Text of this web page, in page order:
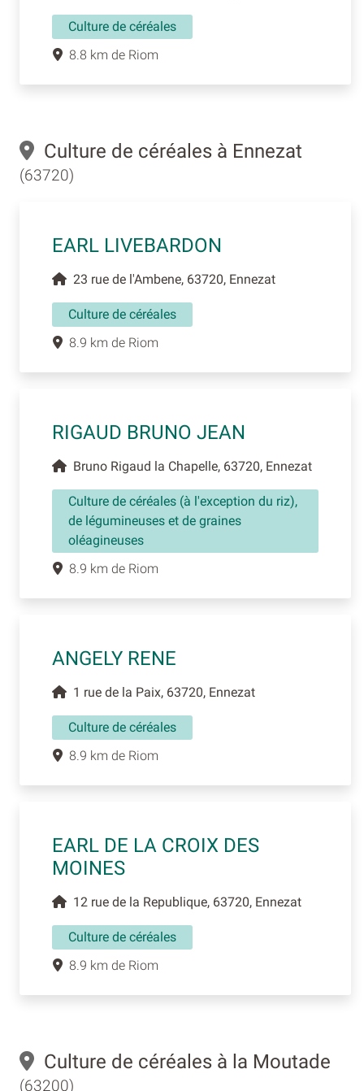
Culture de céréales
8.8 km de Riom
Culture de céréales à Ennezat
(63720)
EARL LIVEBARDON
23 rue de l'Ambene, 63720, Ennezat
Culture de céréales
8.9 km de Riom
RIGAUD BRUNO JEAN
Bruno Rigaud la Chapelle, 63720, Ennezat
Culture de céréales (à l'exception du riz),
de légumineuses et de graines
oléagineuses
8.9 km de Riom
ANGELY RENE
1 rue de la Paix, 63720, Ennezat
Culture de céréales
8.9 km de Riom
EARL DE LA CROIX DES
MOINES
12 rue de la Republique, 63720, Ennezat
Culture de céréales
8.9 km de Riom
Culture de céréales à la Moutade
(63200)